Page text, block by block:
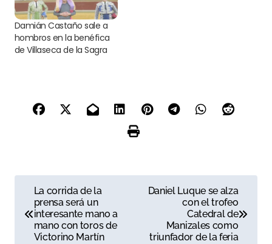
Damián Castaño sale a
hombros en la benéfica
de Villaseca de la Sagra
a
La corrida de la
prensa será un
interesante mano a
mano con toros de
Victorino Martín
Daniel Luque se alza
con el trofeo
Catedral de
Manizales como
triunfador de la feria